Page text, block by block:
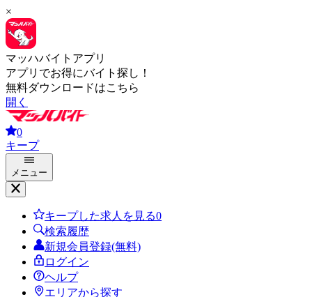
×
マッハバイトアプリ
アプリでお得にバイト探し！
無料ダウンロードはこちら
開く
0
キープ
メニュー
キープした求人を見る0
検索履歴
新規会員登録(無料)
ログイン
ヘルプ
エリアから探す